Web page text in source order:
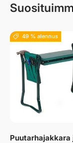
49 % alennus
Puutarhajakkara